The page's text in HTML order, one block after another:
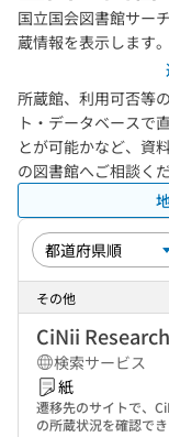
国立国会図書館サー
蔵情報を表示します。
所蔵館、利用可否等
ト・データベースで
とが可能かなど、資
の図書館へご相談く
その他
CiNii Research
検索サービス
紙
遷移先のサイトで、
の所蔵状況を確認でき